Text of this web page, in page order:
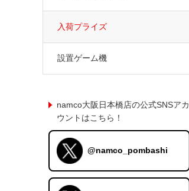
入荷プライズ
設置ゲーム機
namco大阪日本橋店の公式SNSアカ
ウントはこちら！
@namco_pombashi